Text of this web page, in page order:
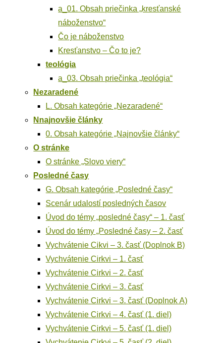
a_01. Obsah prie­čin­ka „kres­ťan­ské
náboženstvo“
Čo je náboženstvo
Kres­ťan­stvo – Čo to je?
teoló­gia
a_03. Obsah prie­čin­ka „teoló­gia“
Neza­ra­de­né
L. Obsah kate­gó­rie „Neza­ra­de­né“
Nnaj­nov­šie články
0. Obsah kate­gó­rie „Naj­nov­šie články“
O strán­ke
O strán­ke „Slo­vo viery“
Posled­né časy
G. Obsah kate­gó­rie „Posled­né časy“
Sce­nár uda­los­tí posled­ných časov
Úvod do témy „posled­né časy“ – 1. časť
Úvod do témy „Posled­né časy – 2. časť
Vychvá­te­nie Cik­vi – 3. časť (Dopl­nok B)
Vychvá­te­nie Cir­kvi – 1. časť
Vychvá­te­nie Cir­kvi – 2. časť
Vychvá­te­nie Cir­kvi – 3. časť
Vychvá­te­nie Cir­kvi – 3. časť (Dopl­nok A)
Vychvá­te­nie Cir­kvi – 4. časť (1. diel)
Vychvá­te­nie Cir­kvi – 5. časť (1. diel)